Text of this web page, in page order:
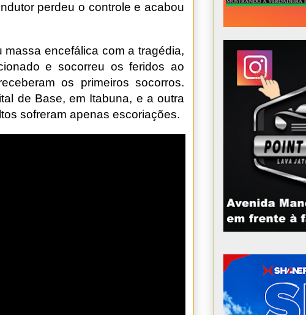
perdeu o controle e acabou
encefálica com a tragédia,
e socorreu os feridos ao
os primeiros socorros.
de Base, em Itabuna, e a outra
sofreram apenas escoriações.